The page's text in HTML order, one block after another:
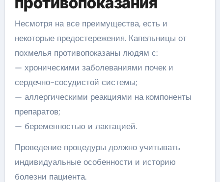
Несмотря на все преимущества, есть и
некоторые предостережения. Капельницы от
похмелья противопоказаны людям с:
— хроническими заболеваниями почек и
сердечно-сосудистой системы;
— аллергическими реакциями на компоненты
препаратов;
— беременностью и лактацией.
Проведение процедуры должно учитывать
индивидуальные особенности и историю
болезни пациента.